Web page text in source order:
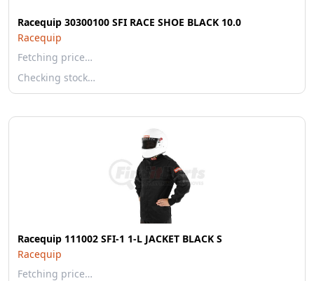
Racequip 30300100 SFI RACE SHOE BLACK 10.0
Racequip
Fetching price…
Checking stock…
Racequip 111002 SFI-1 1-L JACKET BLACK S
Racequip
Fetching price…